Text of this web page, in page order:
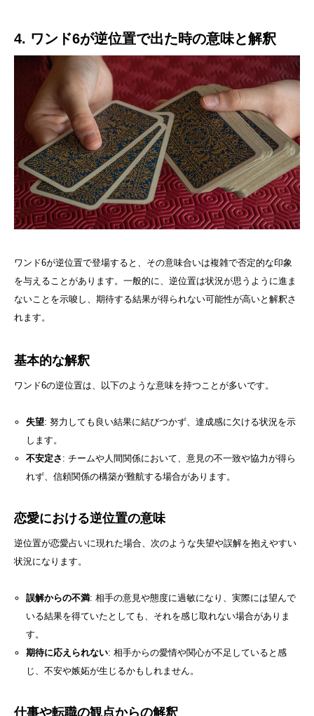
4. ワンド6が逆位置で出た時の意味と解釈
ワンド6が逆位置で登場すると、その意味合いは複雑で否定的な印象
を与えることがあります。一般的に、逆位置は状況が思うように進ま
ないことを示唆し、期待する結果が得られない可能性が高いと解釈さ
れます。
基本的な解釈
ワンド6の逆位置は、以下のような意味を持つことが多いです。
失望: 努力しても良い結果に結びつかず、達成感に欠ける状況を示
します。
不安定さ : チームや人間関係において、意見の不一致や協力が得ら
れず、信頼関係の構築が難航する場合があります。
恋愛における逆位置の意味
逆位置が恋愛占いに現れた場合、次のような失望や誤解を抱えやすい
状況になります。
誤解からの不満: 相手の意見や態度に過敏になり、実際には望んで
いる結果を得ていたとしても、それを感じ取れない場合がありま
す。
期待に応えられない: 相手からの愛情や関心が不足していると感
じ、不安や嫉妬が生じるかもしれません。
仕事や転職の観点からの解釈